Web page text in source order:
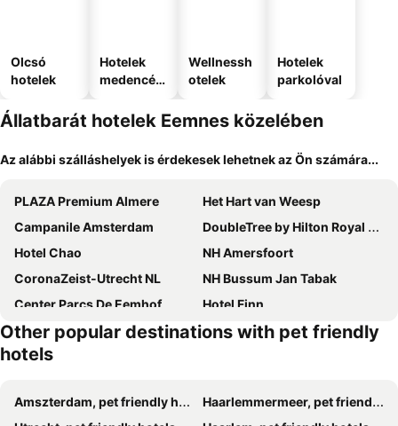
Olcsó
hotelek
Hotelek
medencév
Wellnessh
otelek
Hotelek
parkolóval
Állatbarát hotelek Eemnes közelében
Az alábbi szálláshelyek is érdekesek lehetnek az Ön számára...
PLAZA Premium Almere
Het Hart van Weesp
Campanile Amsterdam
DoubleTree by Hilton Royal Parc Soestduinen
Hotel Chao
NH Amersfoort
CoronaZeist-Utrecht NL
NH Bussum Jan Tabak
Center Parcs De Eemhof
Hotel Finn
Golden Tulip Ampt van Nijkerk
Holiday Inn Express Almere By Ihg
Postillion Hotel Amersfoort Veluwemeer
Other popular destinations with pet friendly
hotels
Amszterdam, pet friendly hotels
Haarlemmermeer, pet friendly hotels